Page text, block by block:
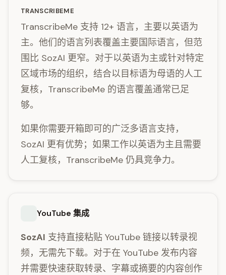
TRANSCRIBEME
TranscribeMe 支持 12+ 语言，主要以英语为
主。他们的语言列表覆盖主要国际语言，但范
围比 SozAI 更窄。对于以英语为主或针对特定
区域市场的组织，结合以目标语为母语的人工
复核，TranscribeMe 的语言覆盖通常已足
够。
如果你需要开箱即可的广泛多语言支持，
SozAI 更有优势；如果工作以英语为主且需要
人工复核，TranscribeMe 仍具竞争力。
YouTube 集成
SozAI 支持直接粘贴 YouTube 链接以转录视
频，无需先下载。对于在 YouTube 发布内容
并需要快速获取转录、字幕或摘要的内容创作